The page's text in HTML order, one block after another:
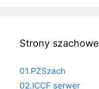
Strony szachowe
01.PZSzach
02.ICCF serwer